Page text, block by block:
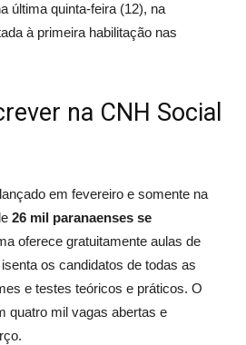
última quinta-feira (12), na
à primeira habilitação nas
na CNH Social
em fevereiro e somente na
26 mil paranaenses se
oferece gratuitamente aulas de
os candidatos de todas as
e testes teóricos e práticos. O
quatro mil vagas abertas e